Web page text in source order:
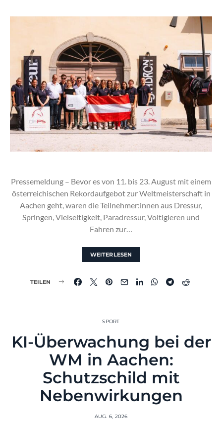
Pressemeldung – Bevor es von 11. bis 23. August mit einem
österreichischen Rekordaufgebot zur Weltmeisterschaft in
Aachen geht, waren die Teilnehmer:innen aus Dressur,
Springen, Vielseitigkeit, Paradressur, Voltigieren und
Fahren zur…
WEITERLESEN
TEILEN
SPORT
KI-Überwachung bei der
WM in Aachen:
Schutzschild mit
Nebenwirkungen
AUG. 6, 2026